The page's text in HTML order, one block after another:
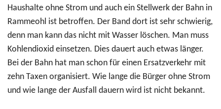
Haushalte ohne Strom und auch ein Stellwerk der Bahn in
Rammeohl ist betroffen. Der Band dort ist sehr schwierig,
denn man kann das nicht mit Wasser löschen. Man muss
Kohlendioxid einsetzen. Dies dauert auch etwas länger.
Bei der Bahn hat man schon für einen Ersatzverkehr mit
zehn Taxen organisiert. Wie lange die Bürger ohne Strom
und wie lange der Ausfall dauern wird ist nicht bekannt.